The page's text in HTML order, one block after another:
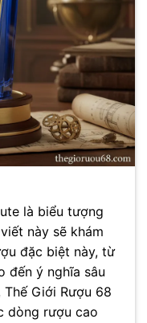
là biểu tượng
này sẽ khám
đặc biệt này, từ
đến ý nghĩa sâu
Giới Rượu 68
dòng rượu cao